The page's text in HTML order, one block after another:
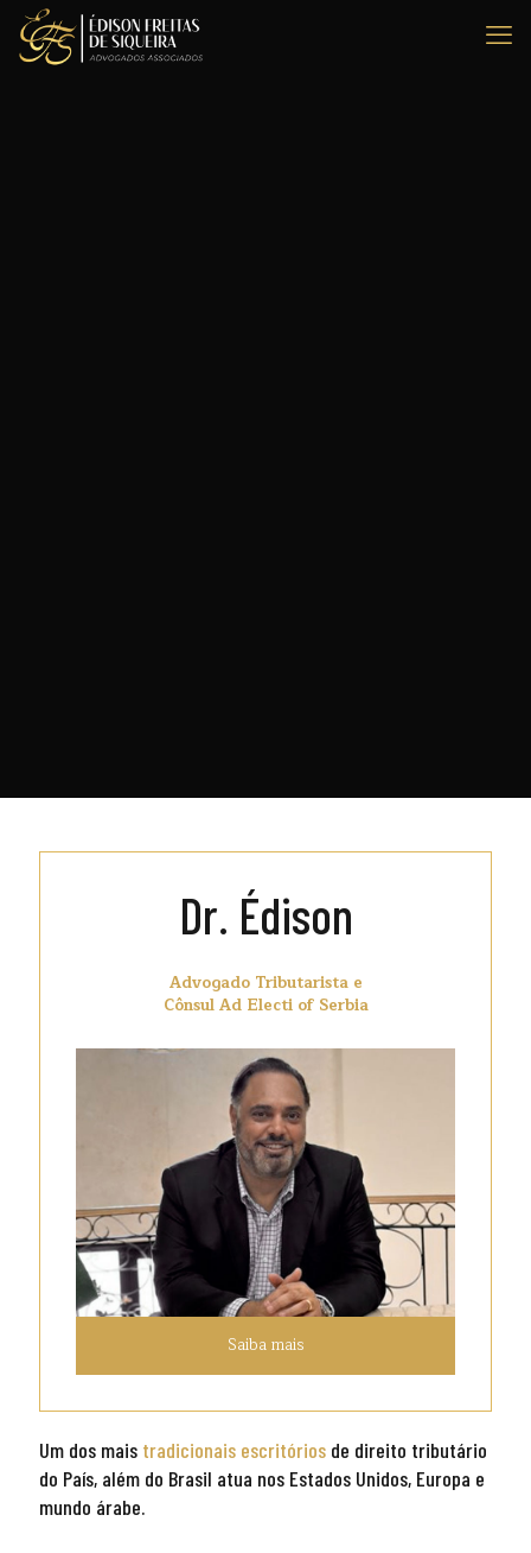
Dr. Édison
Advogado Tributarista e
Cônsul Ad Electi of Serbia
Saiba mais
Um dos mais tradicionais escritórios de direito tributário
do País, além do Brasil atua nos Estados Unidos, Europa e
mundo árabe.